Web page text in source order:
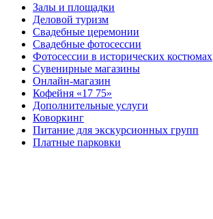
Залы и площадки
Деловой туризм
Свадебные церемонии
Свадебные фотосессии
Фотосессии в исторических костюмах
Сувенирные магазины
Онлайн-магазин
Кофейня «17 75»
Дополнительные услуги
Коворкинг
Питание для экскурсионных групп
Платные парковки